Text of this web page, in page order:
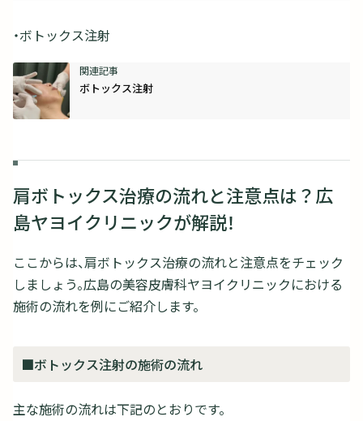
・ボトックス注射
ボトックス注射
肩ボトックス治療の流れと注意点は？広
島ヤヨイクリニックが解説！
ここからは、肩ボトックス治療の流れと注意点をチェック
しましょう。広島の美容皮膚科ヤヨイクリニックにおける
施術の流れを例にご紹介します。
■ボトックス注射の施術の流れ
主な施術の流れは下記のとおりです。